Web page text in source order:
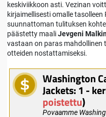
keskiviikkoon asti. Vezinan
kirjaimellisesti omalle
suunnattoman tulituksen
päästetty maaliJevgeni
vastaan on paras mahdollinen
otteiden nostattamiseksi.
Washington
Jackets: 1 -
poistettu)
Povaamme